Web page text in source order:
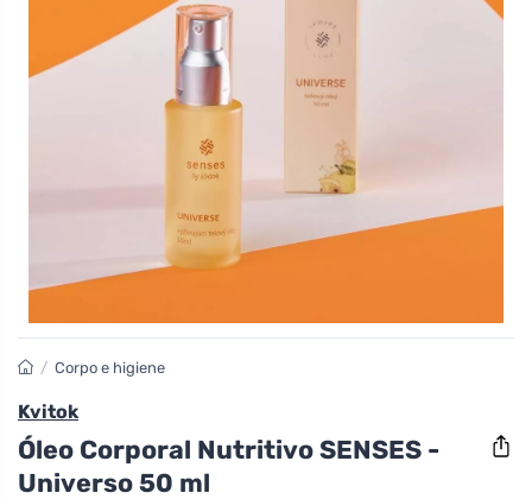
/ Corpo e higiene
Kvitok
Óleo Corporal Nutritivo SENSES -
Universo 50 ml